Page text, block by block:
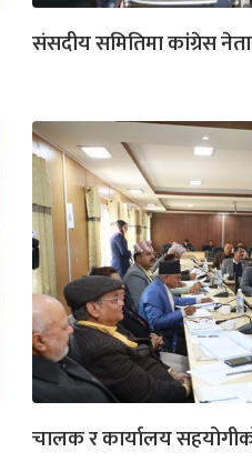
संसदीय समितिमा कांग्रेस
चालक र कार्यालय